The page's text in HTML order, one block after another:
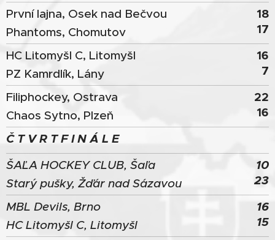
První lajna, Osek nad Bečvou
Phantoms, Chomutov
18
17
HC Litomyšl C, Litomyšl
PZ Kamrdlík, Lány
16
7
Filiphockey, Ostrava
Chaos Sytno, Plzeň
22
16
Č T V R T F I N Á L E
ŠAĽA HOCKEY CLUB, Šaľa
Starý pušky, Žďár nad Sázavou
10
23
MBL Devils, Brno
HC Litomyšl C, Litomyšl
16
15